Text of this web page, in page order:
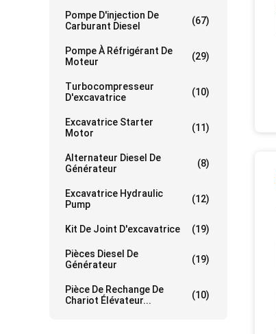
Pompe D'injection De
Carburant Diesel
(67)
Pompe À Réfrigérant De
Moteur
(29)
Turbocompresseur
D'excavatrice
(10)
Excavatrice Starter
Motor
(11)
Alternateur Diesel De
Générateur
(8)
Excavatrice Hydraulic
Pump
(12)
Kit De Joint D'excavatrice (19)
Pièces Diesel De
Générateur
(19)
Pièce De Rechange De
Chariot Élévateur...
(10)